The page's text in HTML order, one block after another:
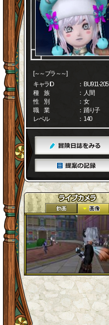
[～～ブラ～～]
キャラID
： BU911-205
種 族
： 人間
性 別
： 女
職 業
： 踊り子
レベル
： 140